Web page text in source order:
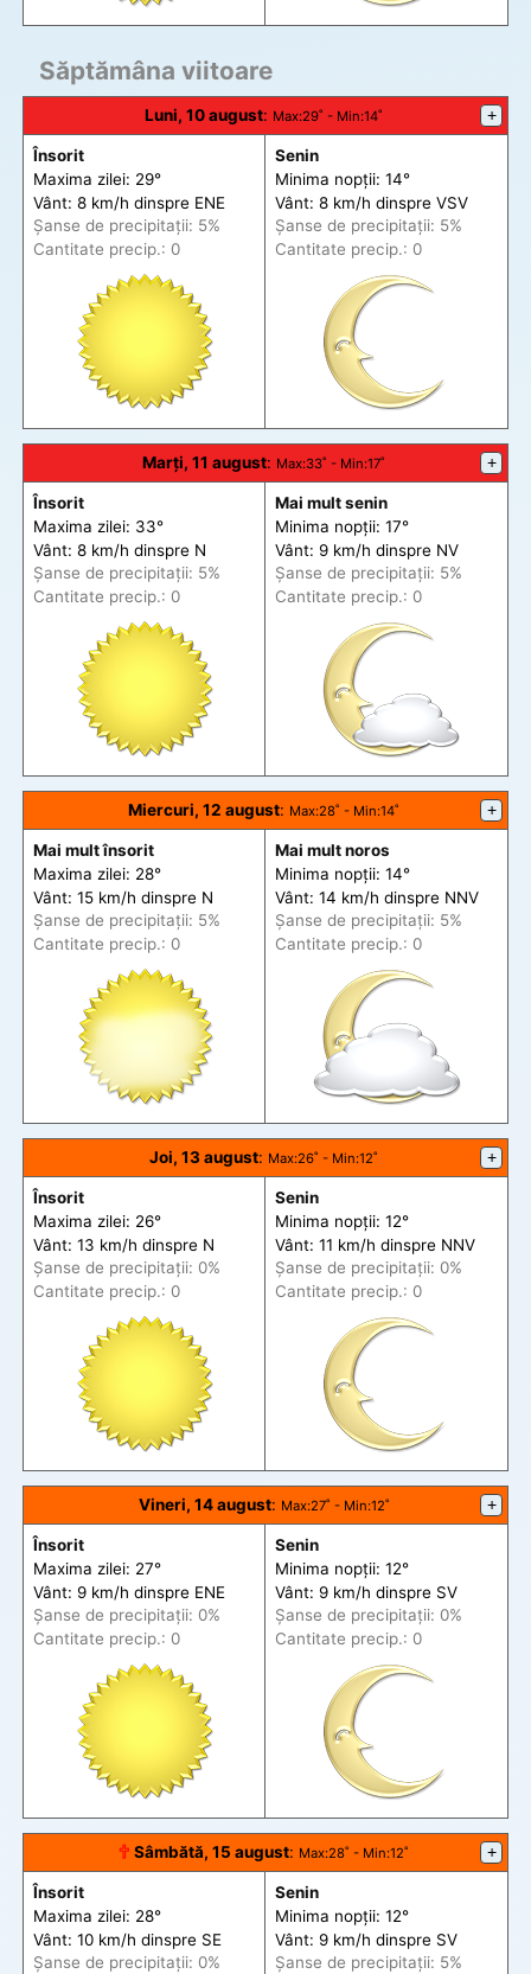
Săptămâna viitoare
Luni, 10 august: Max:29˚ - Min:14˚ +
Însorit
Maxima zilei: 29°
Vânt: 8 km/h dinspre ENE
Șanse de precipitații: 5%
Cantitate precip.: 0
Senin
Minima nopții: 14°
Vânt: 8 km/h dinspre VSV
Șanse de precipitații: 5%
Cantitate precip.: 0
Marți, 11 august: Max:33˚ - Min:17˚ +
Însorit
Maxima zilei: 33°
Vânt: 8 km/h dinspre N
Șanse de precipitații: 5%
Cantitate precip.: 0
Mai mult senin
Minima nopții: 17°
Vânt: 9 km/h dinspre NV
Șanse de precipitații: 5%
Cantitate precip.: 0
Miercuri, 12 august: Max:28˚ - Min:14˚ +
Mai mult însorit
Maxima zilei: 28°
Vânt: 15 km/h dinspre N
Șanse de precipitații: 5%
Cantitate precip.: 0
Mai mult noros
Minima nopții: 14°
Vânt: 14 km/h dinspre NNV
Șanse de precipitații: 5%
Cantitate precip.: 0
Joi, 13 august: Max:26˚ - Min:12˚ +
Însorit
Maxima zilei: 26°
Vânt: 13 km/h dinspre N
Șanse de precipitații: 0%
Cantitate precip.: 0
Senin
Minima nopții: 12°
Vânt: 11 km/h dinspre NNV
Șanse de precipitații: 0%
Cantitate precip.: 0
Vineri, 14 august: Max:27˚ - Min:12˚ +
Însorit
Maxima zilei: 27°
Vânt: 9 km/h dinspre ENE
Șanse de precipitații: 0%
Cantitate precip.: 0
Senin
Minima nopții: 12°
Vânt: 9 km/h dinspre SV
Șanse de precipitații: 0%
Cantitate precip.: 0
🕆 Sâmbătă, 15 august: Max:28˚ - Min:12˚ +
Însorit
Maxima zilei: 28°
Vânt: 10 km/h dinspre SE
Șanse de precipitații: 0%
Senin
Minima nopții: 12°
Vânt: 9 km/h dinspre SV
Șanse de precipitații: 5%